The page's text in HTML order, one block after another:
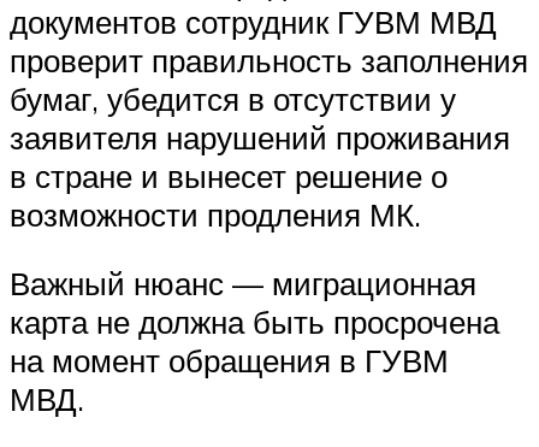
документов сотрудник ГУВМ МВД
проверит правильность заполнения
бумаг, убедится в отсутствии у
заявителя нарушений проживания
в стране и вынесет решение о
возможности продления МК.
Важный нюанс — миграционная
карта не должна быть просрочена
на момент обращения в ГУВМ
МВД.